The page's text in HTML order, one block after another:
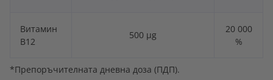
Витамин
B12
500 µg
20 000
%
*Препоръчителната дневна доза (ПДП).